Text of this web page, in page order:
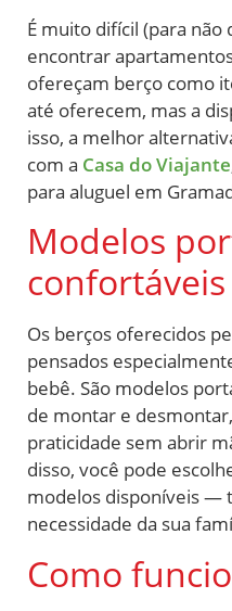
É muito difícil (para
encontrar
ofereçam berço como
até oferecem, mas a
isso, a melhor
com a Casa do Viajante
para aluguel em
Modelos
Os berços oferecidos
pensados
bebê. São modelos
de montar e
praticidade sem abrir
disso, você pode
modelos disponíveis —
necessidade da sua
Como